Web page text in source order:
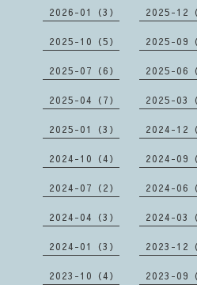
2026-01（3） 2025-12（
2025-10（5） 2025-09（
2025-07（6） 2025-06（
2025-04（7） 2025-03（
2025-01（3） 2024-12（
2024-10（4） 2024-09（
2024-07（2） 2024-06（
2024-04（3） 2024-03（
2024-01（3） 2023-12（
2023-10（4） 2023-09（